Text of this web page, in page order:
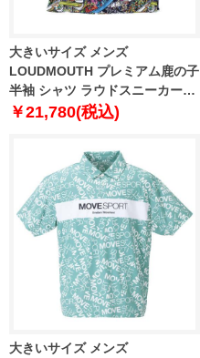
大きいサイズ メンズ
LOUDMOUTH プレミアム鹿の子
半袖 シャツ ラウドスニーカーズ
1278-4270-2 3L 4L 5L 6L
￥21,780(税込)
大きいサイズ メンズ